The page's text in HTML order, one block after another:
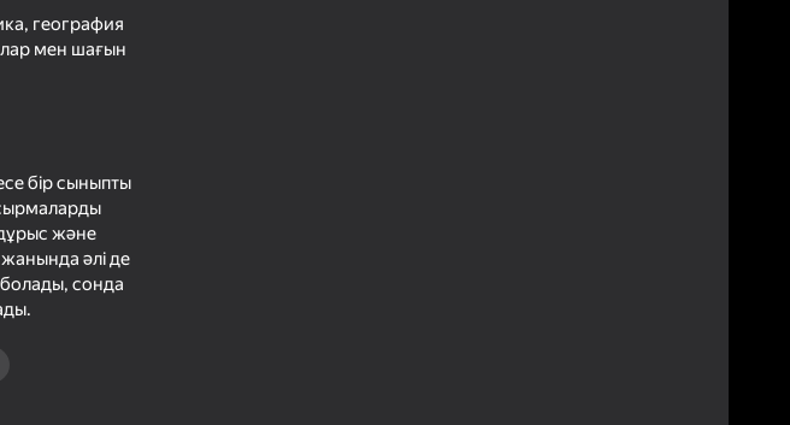
география
мен шағын
бір сыныпты
және
әлі де
сонда